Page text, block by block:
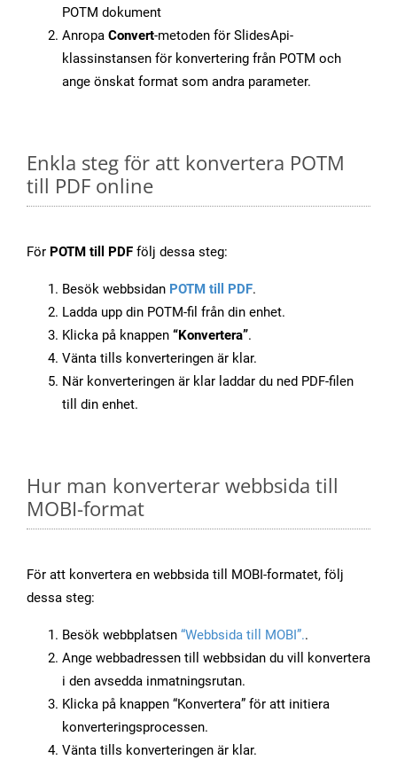
POTM dokument
Anropa Convert-metoden för SlidesApi-
klassinstansen för konvertering från POTM och
ange önskat format som andra parameter.
Enkla steg för att konvertera POTM
till PDF online
För POTM till PDF följ dessa steg:
Besök webbsidan POTM till PDF.
Ladda upp din POTM-fil från din enhet.
Klicka på knappen “Konvertera”.
Vänta tills konverteringen är klar.
När konverteringen är klar laddar du ned PDF-filen
till din enhet.
Hur man konverterar webbsida till
MOBI-format
För att konvertera en webbsida till MOBI-formatet, följ
dessa steg:
Besök webbplatsen “Webbsida till MOBI”..
Ange webbadressen till webbsidan du vill konvertera
i den avsedda inmatningsrutan.
Klicka på knappen “Konvertera” för att initiera
konverteringsprocessen.
Vänta tills konverteringen är klar.